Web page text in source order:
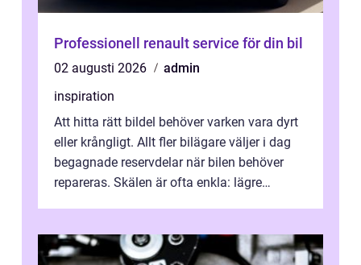
Professionell renault service för din bil
02 augusti 2026
admin
inspiration
Att hitta rätt bildel behöver varken vara dyrt
eller krångligt. Allt fler bilägare väljer i dag
begagnade reservdelar när bilen behöver
repareras. Skälen är ofta enkla: lägre